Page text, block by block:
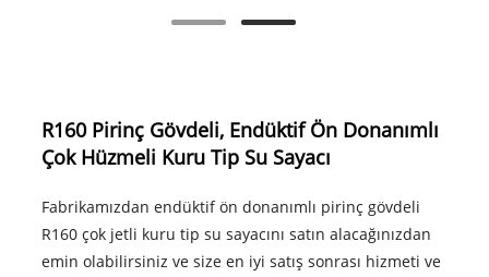
R160 Pirinç Gövdeli, Endüktif Ön Donanımlı
Çok Hüzmeli Kuru Tip Su Sayacı
Fabrikamızdan endüktif ön donanımlı pirinç gövdeli
R160 çok jetli kuru tip su sayacını satın alacağınızdan
emin olabilirsiniz ve size en iyi satış sonrası hizmeti ve